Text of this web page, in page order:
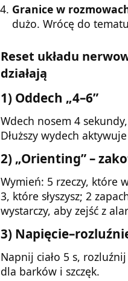
Granice w
dużo. Wrócę do
Reset układu
działają
1) Oddech „4–6”
Wdech nosem 4
Dłuższy wydech
2) „Orienting” –
Wymień: 5 rzeczy, które
3, które słyszysz; 2
wystarczy, aby zejść z
3)
Napnij ciało 5 s,
dla barków i szczęk.